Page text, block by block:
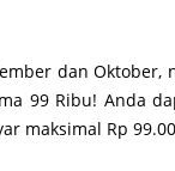
dan Oktober,
99 Ribu! Anda
maksimal Rp